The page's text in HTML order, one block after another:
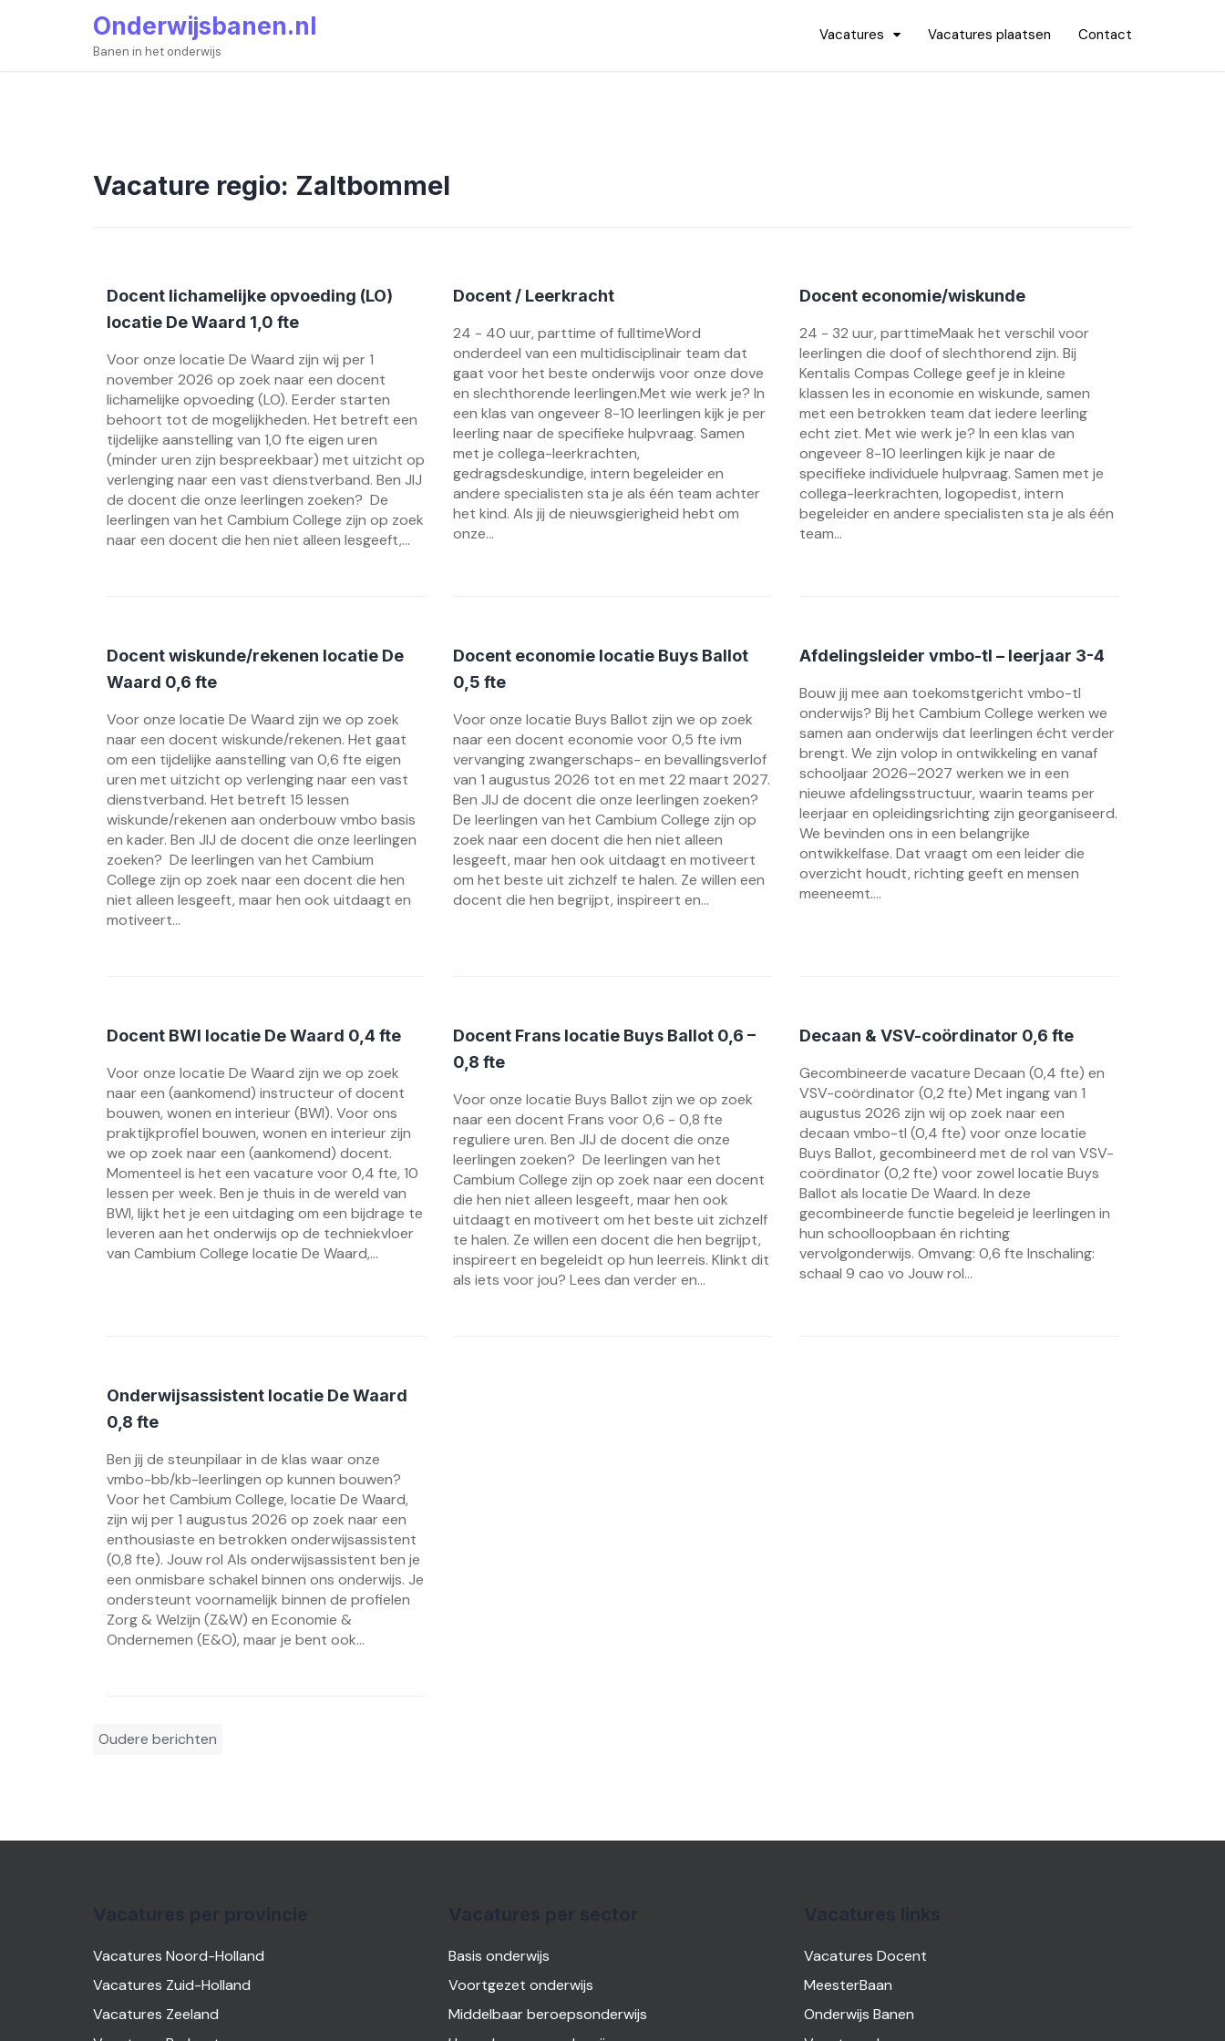
Onderwijsbanen.nl
Banen in het onderwijs
Vacatures Vacatures plaatsen Contact
Vacature regio: Zaltbommel
Docent lichamelijke opvoeding (LO)
locatie De Waard 1,0 fte
Voor onze locatie De Waard zijn wij per 1
november 2026 op zoek naar een docent
lichamelijke opvoeding (LO). Eerder starten
behoort tot de mogelijkheden. Het betreft een
tijdelijke aanstelling van 1,0 fte eigen uren
(minder uren zijn bespreekbaar) met uitzicht op
verlenging naar een vast dienstverband. Ben JIJ
de docent die onze leerlingen zoeken? De
leerlingen van het Cambium College zijn op zoek
naar een docent die hen niet alleen lesgeeft,...
Docent / Leerkracht
24 - 40 uur, parttime of fulltimeWord
onderdeel van een multidisciplinair team dat
gaat voor het beste onderwijs voor onze dove
en slechthorende leerlingen.Met wie werk je? In
een klas van ongeveer 8-10 leerlingen kijk je per
leerling naar de specifieke hulpvraag. Samen
met je collega-leerkrachten,
gedragsdeskundige, intern begeleider en
andere specialisten sta je als één team achter
het kind. Als jij de nieuwsgierigheid hebt om
onze...
Docent economie/wiskunde
24 - 32 uur, parttimeMaak het verschil voor
leerlingen die doof of slechthorend zijn. Bij
Kentalis Compas College geef je in kleine
klassen les in economie en wiskunde, samen
met een betrokken team dat iedere leerling
echt ziet. Met wie werk je? In een klas van
ongeveer 8-10 leerlingen kijk je naar de
specifieke individuele hulpvraag. Samen met je
collega-leerkrachten, logopedist, intern
begeleider en andere specialisten sta je als één
team...
Docent wiskunde/rekenen locatie De
Waard 0,6 fte
Voor onze locatie De Waard zijn we op zoek
naar een docent wiskunde/rekenen. Het gaat
om een tijdelijke aanstelling van 0,6 fte eigen
uren met uitzicht op verlenging naar een vast
dienstverband. Het betreft 15 lessen
wiskunde/rekenen aan onderbouw vmbo basis
en kader. Ben JIJ de docent die onze leerlingen
zoeken? De leerlingen van het Cambium
College zijn op zoek naar een docent die hen
niet alleen lesgeeft, maar hen ook uitdaagt en
motiveert...
Docent economie locatie Buys Ballot
0,5 fte
Voor onze locatie Buys Ballot zijn we op zoek
naar een docent economie voor 0,5 fte ivm
vervanging zwangerschaps- en bevallingsverlof
van 1 augustus 2026 tot en met 22 maart 2027.
Ben JIJ de docent die onze leerlingen zoeken?
De leerlingen van het Cambium College zijn op
zoek naar een docent die hen niet alleen
lesgeeft, maar hen ook uitdaagt en motiveert
om het beste uit zichzelf te halen. Ze willen een
docent die hen begrijpt, inspireert en...
Afdelingsleider vmbo-tl – leerjaar 3-4
Bouw jij mee aan toekomstgericht vmbo-tl
onderwijs? Bij het Cambium College werken we
samen aan onderwijs dat leerlingen écht verder
brengt. We zijn volop in ontwikkeling en vanaf
schooljaar 2026–2027 werken we in een
nieuwe afdelingsstructuur, waarin teams per
leerjaar en opleidingsrichting zijn georganiseerd.
We bevinden ons in een belangrijke
ontwikkelfase. Dat vraagt om een leider die
overzicht houdt, richting geeft en mensen
meeneemt....
Docent BWI locatie De Waard 0,4 fte
Voor onze locatie De Waard zijn we op zoek
naar een (aankomend) instructeur of docent
bouwen, wonen en interieur (BWI). Voor ons
praktijkprofiel bouwen, wonen en interieur zijn
we op zoek naar een (aankomend) docent.
Momenteel is het een vacature voor 0,4 fte, 10
lessen per week. Ben je thuis in de wereld van
BWI, lijkt het je een uitdaging om een bijdrage te
leveren aan het onderwijs op de techniekvloer
van Cambium College locatie De Waard,...
Docent Frans locatie Buys Ballot 0,6 –
0,8 fte
Voor onze locatie Buys Ballot zijn we op zoek
naar een docent Frans voor 0,6 - 0,8 fte
reguliere uren. Ben JIJ de docent die onze
leerlingen zoeken? De leerlingen van het
Cambium College zijn op zoek naar een docent
die hen niet alleen lesgeeft, maar hen ook
uitdaagt en motiveert om het beste uit zichzelf
te halen. Ze willen een docent die hen begrijpt,
inspireert en begeleidt op hun leerreis. Klinkt dit
als iets voor jou? Lees dan verder en...
Decaan & VSV-coördinator 0,6 fte
Gecombineerde vacature Decaan (0,4 fte) en
VSV-coördinator (0,2 fte) Met ingang van 1
augustus 2026 zijn wij op zoek naar een
decaan vmbo-tl (0,4 fte) voor onze locatie
Buys Ballot, gecombineerd met de rol van VSV-
coördinator (0,2 fte) voor zowel locatie Buys
Ballot als locatie De Waard. In deze
gecombineerde functie begeleid je leerlingen in
hun schoolloopbaan én richting
vervolgonderwijs. Omvang: 0,6 fte Inschaling:
schaal 9 cao vo Jouw rol...
Onderwijsassistent locatie De Waard
0,8 fte
Ben jij de steunpilaar in de klas waar onze
vmbo-bb/kb-leerlingen op kunnen bouwen?
Voor het Cambium College, locatie De Waard,
zijn wij per 1 augustus 2026 op zoek naar een
enthousiaste en betrokken onderwijsassistent
(0,8 fte). Jouw rol Als onderwijsassistent ben je
een onmisbare schakel binnen ons onderwijs. Je
ondersteunt voornamelijk binnen de profielen
Zorg & Welzijn (Z&W) en Economie &
Ondernemen (E&O), maar je bent ook...
Berichtennavigatie
Oudere berichten
Vacatures Noord-Holland
Vacatures Zuid-Holland
Vacatures Zeeland
Basis onderwijs
Voortgezet onderwijs
Middelbaar beroepsonderwijs
Vacatures Docent
MeesterBaan
Onderwijs Banen